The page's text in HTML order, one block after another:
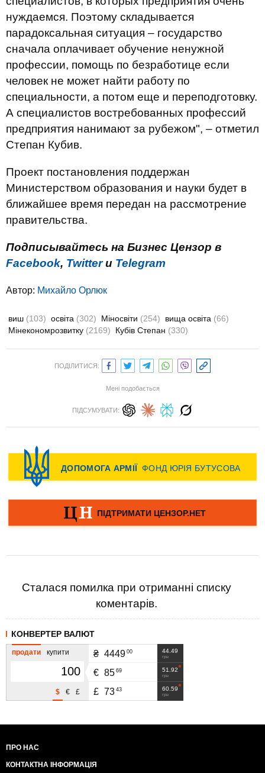
нуждаемся. Поэтому складывается
парадоксальная ситуация – государство
сначала оплачивает обучение ненужной
профессии, помощь по безработице если
человек не может найти работу по
специальности, а потом еще и переподготовку.
А специалистов востребованных профессий
предприятия нанимают за рубежом", – отметил
Степан Кубив.
Проект постановления поддержан
Министерством образования и науки будет в
ближайшее время передан на рассмотрение
правительства.
Подписывайтесь на Бизнес Цензор в
Facebook, Twitterи Telegram
Автор: Михайло Орлюк
виш (103) освіта (302) Міносвіти (254) вища освіта (66)
Мінекономрозвитку (2169) Кубів Степан (330)
ПОДІЛИТИСЯ:
Мені подобається
ПІДСУМУВАТИ:
Сталася помилка при отриманні списку
коментарів.
КОНВЕРТЕР ВАЛЮТ
продати купити
£
€
$
44.49
грн
₴ 4449 00
51.92
грн
€ 85 69
60.59
грн
£ 73 43
ПРО НАС
КОНТАКТНА ІНФОРМАЦІЯ